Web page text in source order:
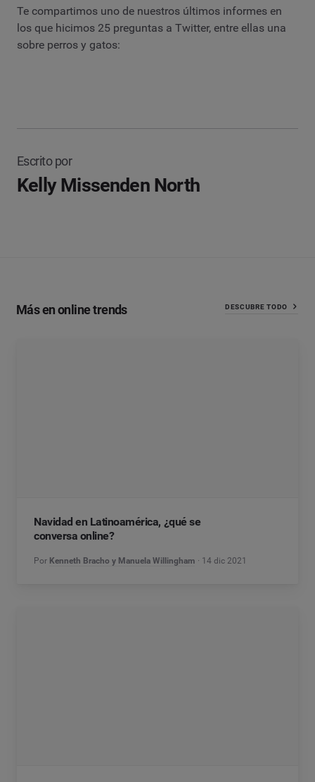
Te compartimos uno de nuestros últimos informes en
los que hicimos 25 preguntas a Twitter, entre ellas una
sobre perros y gatos:
Escrito por
Kelly Missenden North
Más en online trends DESCUBRE TODO
Navidad en Latinoamérica, ¿qué se
conversa online?
Por Kenneth Bracho y Manuela Willingham 14 dic 2021